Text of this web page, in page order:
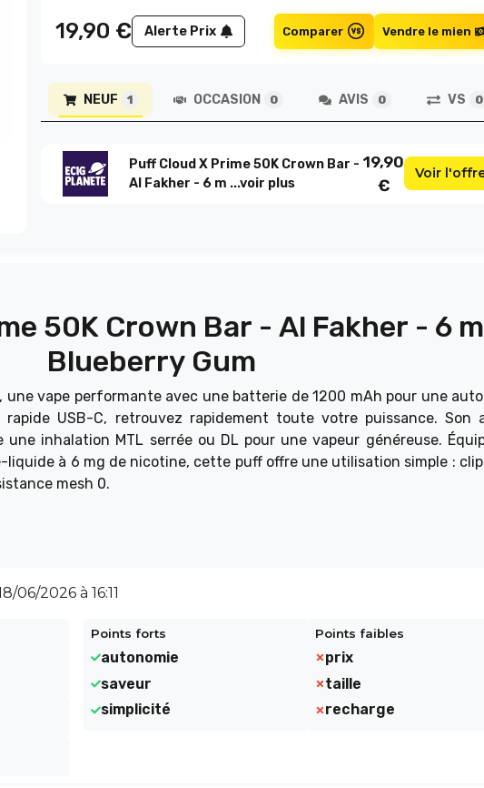
19,90 € Alerte Prix Comparer Vendre le mien
NEUF 1 OCCASION 0 AVIS 0 VS 0
Puff Cloud X Prime 50K Crown Bar -
Al Fakher - 6 m ...voir plus
19,90
€
Voir
50K Crown Bar - Al Fakher - 6
Blueberry Gum
une vape performante avec une batterie de 1200 mAh pour une
rapide USB-C, retrouvez rapidement toute votre puissance. Son
inhalation MTL serrée ou DL pour une vapeur généreuse.
liquide à 6 mg de nicotine, cette puff offre une utilisation simple :
mesh 0.
06/2026 à 16:11
Points forts
autonomie
saveur
simplicité
Points faibles
prix
taille
recharge